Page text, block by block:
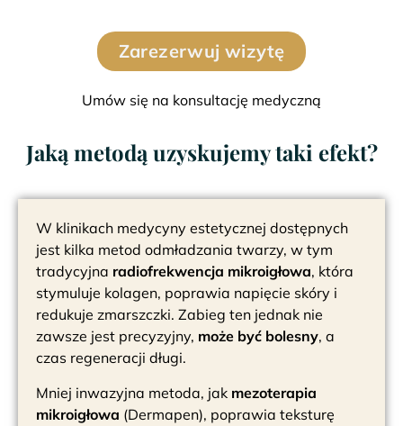
Zarezerwuj wizytę
Umów się na konsultację medyczną
Jaką metodą uzyskujemy taki efekt?
W klinikach medycyny estetycznej dostępnych
jest kilka metod odmładzania twarzy, w tym
tradycyjna radiofrekwencja mikroigłowa, która
stymuluje kolagen, poprawia napięcie skóry i
redukuje zmarszczki. Zabieg ten jednak nie
zawsze jest precyzyjny, może być bolesny, a
czas regeneracji długi.
Mniej inwazyjna metoda, jak mezoterapia
mikroigłowa (Dermapen), poprawia teksturę